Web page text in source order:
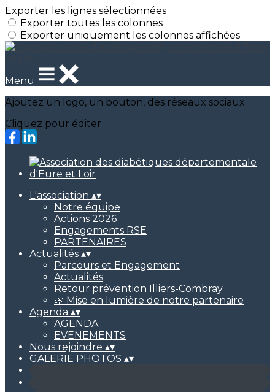
Exporter les lignes sélectionnées
Exporter toutes les colonnes
Exporter uniquement les colonnes affichées
Menu
Ajoutez un logo, un bouton, des réseaux sociaux
Cliquez pour éditer
L'association ▴▾
Notre équipe
Actions 2026
Engagements RSE
PARTENAIRES
Actualités ▴▾
Parcours et Engagement
Actualités
Retour prévention Illiers-Combray
🌿 Mise en lumière de notre partenaire
Agenda ▴▾
AGENDA
EVENEMENTS
Nous rejoindre ▴▾
GALERIE PHOTOS ▴▾